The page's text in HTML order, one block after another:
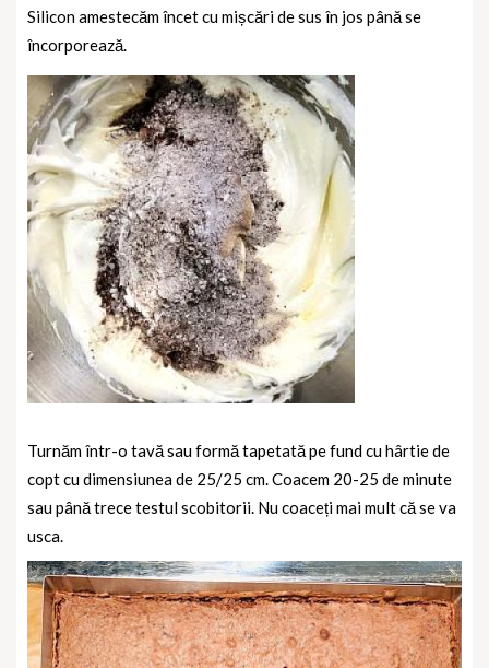
Silicon amestecăm încet cu mișcări de sus în jos până se
încorporează.
Turnăm într-o tavă sau formă tapetată pe fund cu hârtie de
copt cu dimensiunea de 25/25 cm. Coacem 20-25 de minute
sau până trece testul scobitorii. Nu coaceți mai mult că se va
usca.